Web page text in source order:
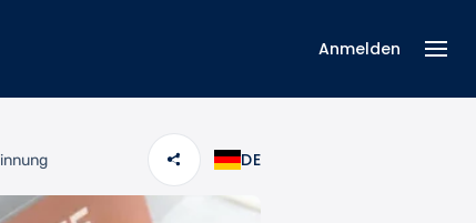
Anmelden
DE